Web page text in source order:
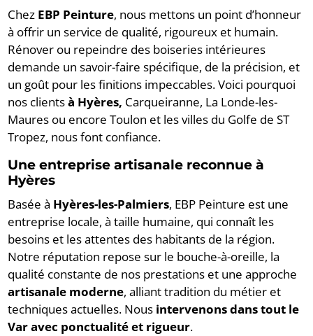
Chez EBP Peinture, nous mettons un point d’honneur
à offrir un service de qualité, rigoureux et humain.
Rénover ou repeindre des boiseries intérieures
demande un savoir-faire spécifique, de la précision, et
un goût pour les finitions impeccables. Voici pourquoi
nos clientsà Hyères, Carqueiranne, La Londe-les-
Maures ou encore Toulon et les villes du Golfe de ST
Tropez, nous font confiance.
Une entreprise artisanale reconnue à
Hyères
Basée à Hyères-les-Palmiers, EBP Peinture est une
entreprise locale, à taille humaine, qui connaît les
besoins et les attentes des habitants de la région.
Notre réputation repose sur le bouche-à-oreille, la
qualité constante de nos prestations et une approche
artisanale moderne, alliant tradition du métier et
techniques actuelles. Nous intervenons dans tout le
Var avec ponctualité et rigueur.